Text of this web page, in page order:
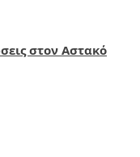
στον Αστακό